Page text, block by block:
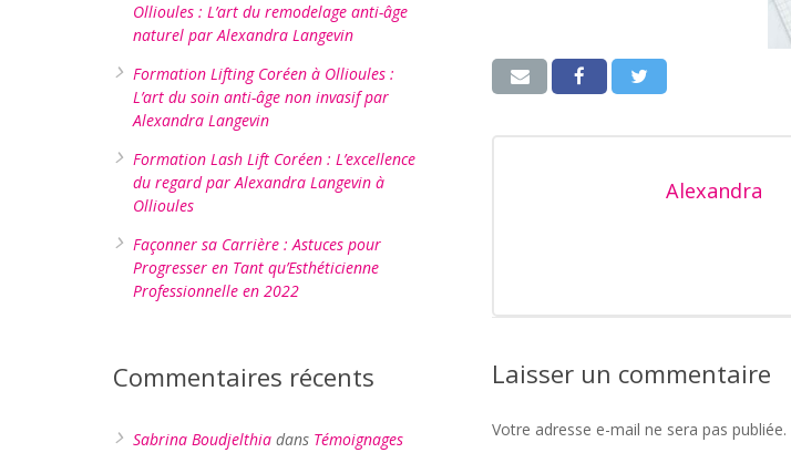
Alexandra
Laisser un commentaire
Votre adresse e-mail ne sera pas publiée.
Ollioules : L’art du remodelage anti-âge
naturel par Alexandra Langevin
Formation Lifting Coréen à Ollioules :
L’art du soin anti-âge non invasif par
Alexandra Langevin
Formation Lash Lift Coréen : L’excellence
du regard par Alexandra Langevin à
Ollioules
Façonner sa Carrière : Astuces pour
Progresser en Tant qu’Esthéticienne
Professionnelle en 2022
Commentaires récents
Sabrina Boudjelthia dans Témoignages